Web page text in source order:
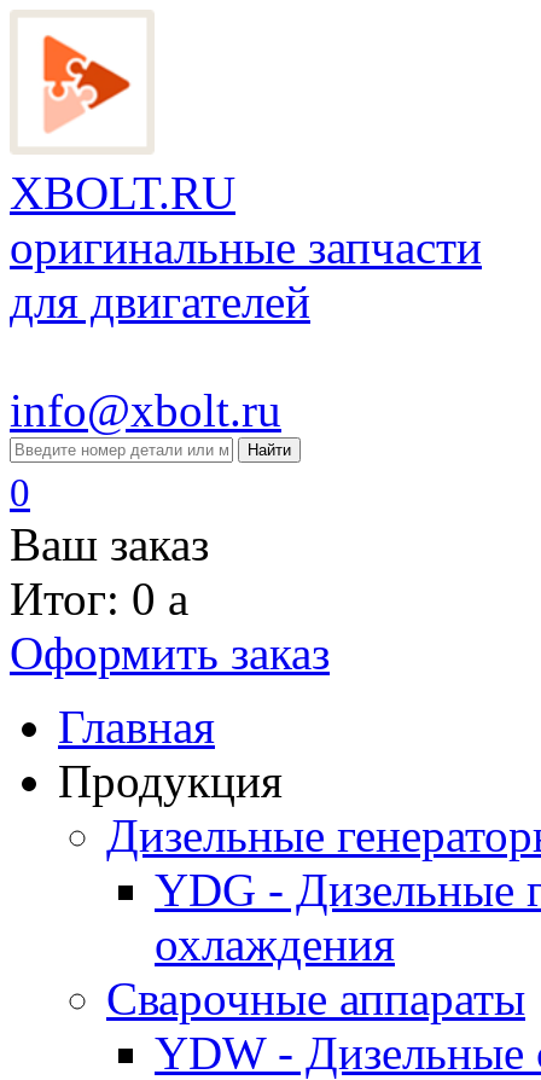
XBOLT.RU
оригинальные запчасти
для двигателей
info@xbolt.ru
Найти
0
Ваш заказ
Итог: 0 a
Оформить заказ
Главная
Продукция
Дизельные
YDG - Дизельные
охлаждения
Cварочные аппараты
YDW - Дизельные